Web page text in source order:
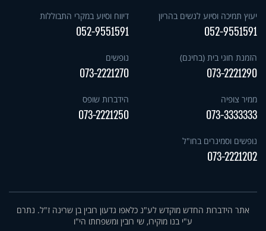
יעוץ תמיכה וסיוע לנשים בהריון
052-9551591
דיווח וסיוע במקרי התבוללות
052-9551591
הזמנת חוגי בית (בחינם)
073-2221290
נופשים
073-2221270
ממיר צופיה
073-3333333
הידברות שופס
073-2221250
נופשים וסמינרים בחו"ל
073-2221202
אתר הידברות החדש מוקדש לע"נ כלאפו גדעון רובין בן שרינה ז"ל. נתרם
ע"י בנו מוקירו, שי רובין ומשפחתו הי"ו